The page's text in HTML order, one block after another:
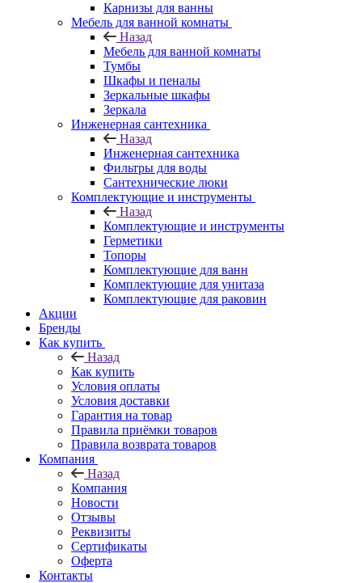
Карнизы для ванны
Мебель для ванной комнаты
Назад
Мебель для ванной комнаты
Тумбы
Шкафы и пеналы
Зеркальные шкафы
Зеркала
Инженерная сантехника
Назад
Инженерная сантехника
Фильтры для воды
Сантехнические люки
Комплектующие и инструменты
Назад
Комплектующие и инструменты
Герметики
Топоры
Комплектующие для ванн
Комплектующие для унитаза
Комплектующие для раковин
Акции
Бренды
Как купить
Назад
Как купить
Условия оплаты
Условия доставки
Гарантия на товар
Правила приёмки товаров
Правила возврата товаров
Компания
Назад
Компания
Новости
Отзывы
Реквизиты
Сертификаты
Оферта
Контакты